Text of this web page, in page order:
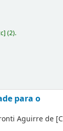
](2).
para o
Aguirre de